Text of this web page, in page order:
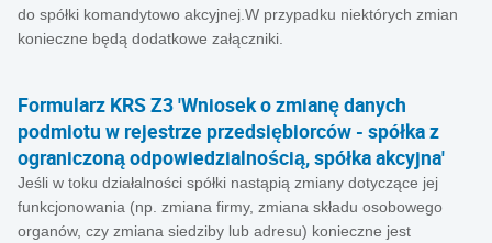
do spółki komandytowo akcyjnej.W przypadku niektórych zmian
konieczne będą dodatkowe załączniki.
Formularz KRS Z3 'Wniosek o zmianę danych
podmiotu w rejestrze przedsiębiorców - spółka z
ograniczoną odpowiedzialnością, spółka akcyjna'
Jeśli w toku działalności spółki nastąpią zmiany dotyczące jej
funkcjonowania (np. zmiana firmy, zmiana składu osobowego
organów, czy zmiana siedziby lub adresu) konieczne jest